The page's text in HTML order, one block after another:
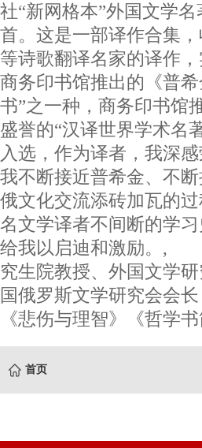
社“新网格本”外国文学
首。这是一部译作合集
等诗歌翻译名家的译作
商务印书馆推出的《普
书”之一种，商务印书馆
盛誉的“汉译世界学术名
入选，作为译者，我深
我不断接近普希金、不
俄文化交流添砖加瓦的
名文学译者不间断的学
给我以启迪和激励。,
究生院教授、外国文学
国俄罗斯文学研究会会
《悲伤与理智》《哲学书
首页